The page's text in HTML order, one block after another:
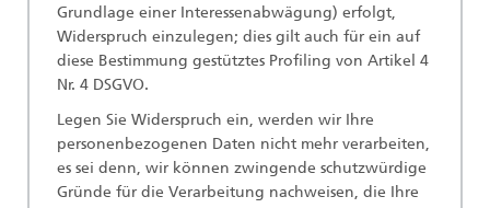
Grundlage einer Interessenabwägung) erfolgt,
Widerspruch einzulegen; dies gilt auch für ein auf
diese Bestimmung gestütztes Profiling von Artikel 4
Nr. 4 DSGVO.
Legen Sie Widerspruch ein, werden wir Ihre
personenbezogenen Daten nicht mehr verarbeiten,
es sei denn, wir können zwingende schutzwürdige
Gründe für die Verarbeitung nachweisen, die Ihre